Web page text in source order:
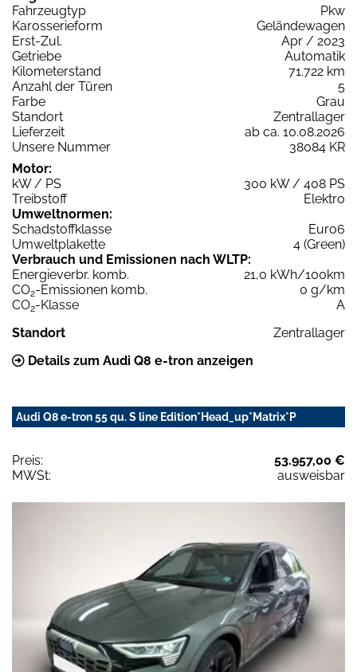
Fahrzeugtyp
Pkw
Karosserieform
Geländewagen
Erst-Zul.
Apr / 2023
Getriebe
Automatik
Kilometerstand
71.722 km
Anzahl der Türen
5
Farbe
Grau
Standort
Zentrallager
Lieferzeit
ab ca. 10.08.2026
Unsere Nummer
38084 KR
Motor:
kW / PS
300 kW / 408 PS
Treibstoff
Elektro
Umweltnormen:
Schadstoffklasse
Euro6
Umweltplakette
4 (Green)
Verbrauch und Emissionen nach WLTP:
Energieverbr. komb.
21,0 kWh/100km
CO2-Emissionen komb.
0 g/km
CO2-Klasse
A
Standort
Zentrallager
Details zum Audi Q8 e-tron anzeigen
Audi Q8 e-tron 55 qu. S line Edition*Head_up*Matrix*P
Preis:
53.957,00 €
MWSt:
ausweisbar